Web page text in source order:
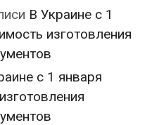
В Украине с 1
изготовления
с 1 января